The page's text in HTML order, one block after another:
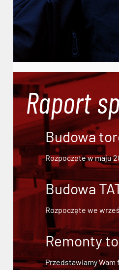
Raport
Budowa
Rozpoczęte w maju
Budowa
Rozpoczęte we
Remonty
Przedstawiamy